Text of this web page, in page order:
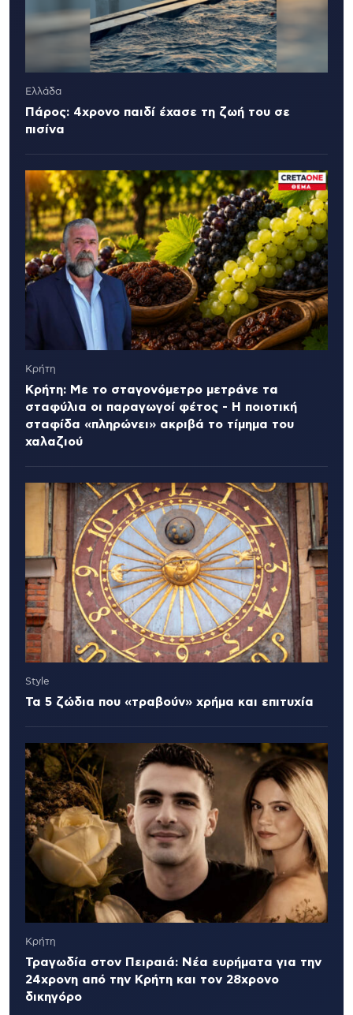
Ελλάδα
Πάρος: 4χρονο παιδί έχασε τη ζωή του σε
πισίνα
Κρήτη
Κρήτη: Με το σταγονόμετρο μετράνε τα
σταφύλια οι παραγωγοί φέτος - Η ποιοτική
σταφίδα «πληρώνει» ακριβά το τίμημα του
χαλαζιού
Style
Τα 5 ζώδια που «τραβούν» χρήμα και επιτυχία
Κρήτη
Τραγωδία στον Πειραιά: Νέα ευρήματα για την
24χρονη από την Κρήτη και τον 28χρονο
δικηγόρο